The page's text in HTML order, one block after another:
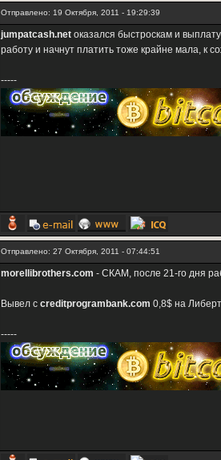
Отправлено: 19 Октября, 2011 - 19:29:39
jumpatcash.net оказался быстроскам и
работу и начнут платить тоже крайне мала, к
-----
Отправлено: 27 Октября, 2011 - 07:44:51
morellibrothers.com - СКАМ, после 21-го дня
Вывел с creditprogrambank.com 0,8$ на
-----